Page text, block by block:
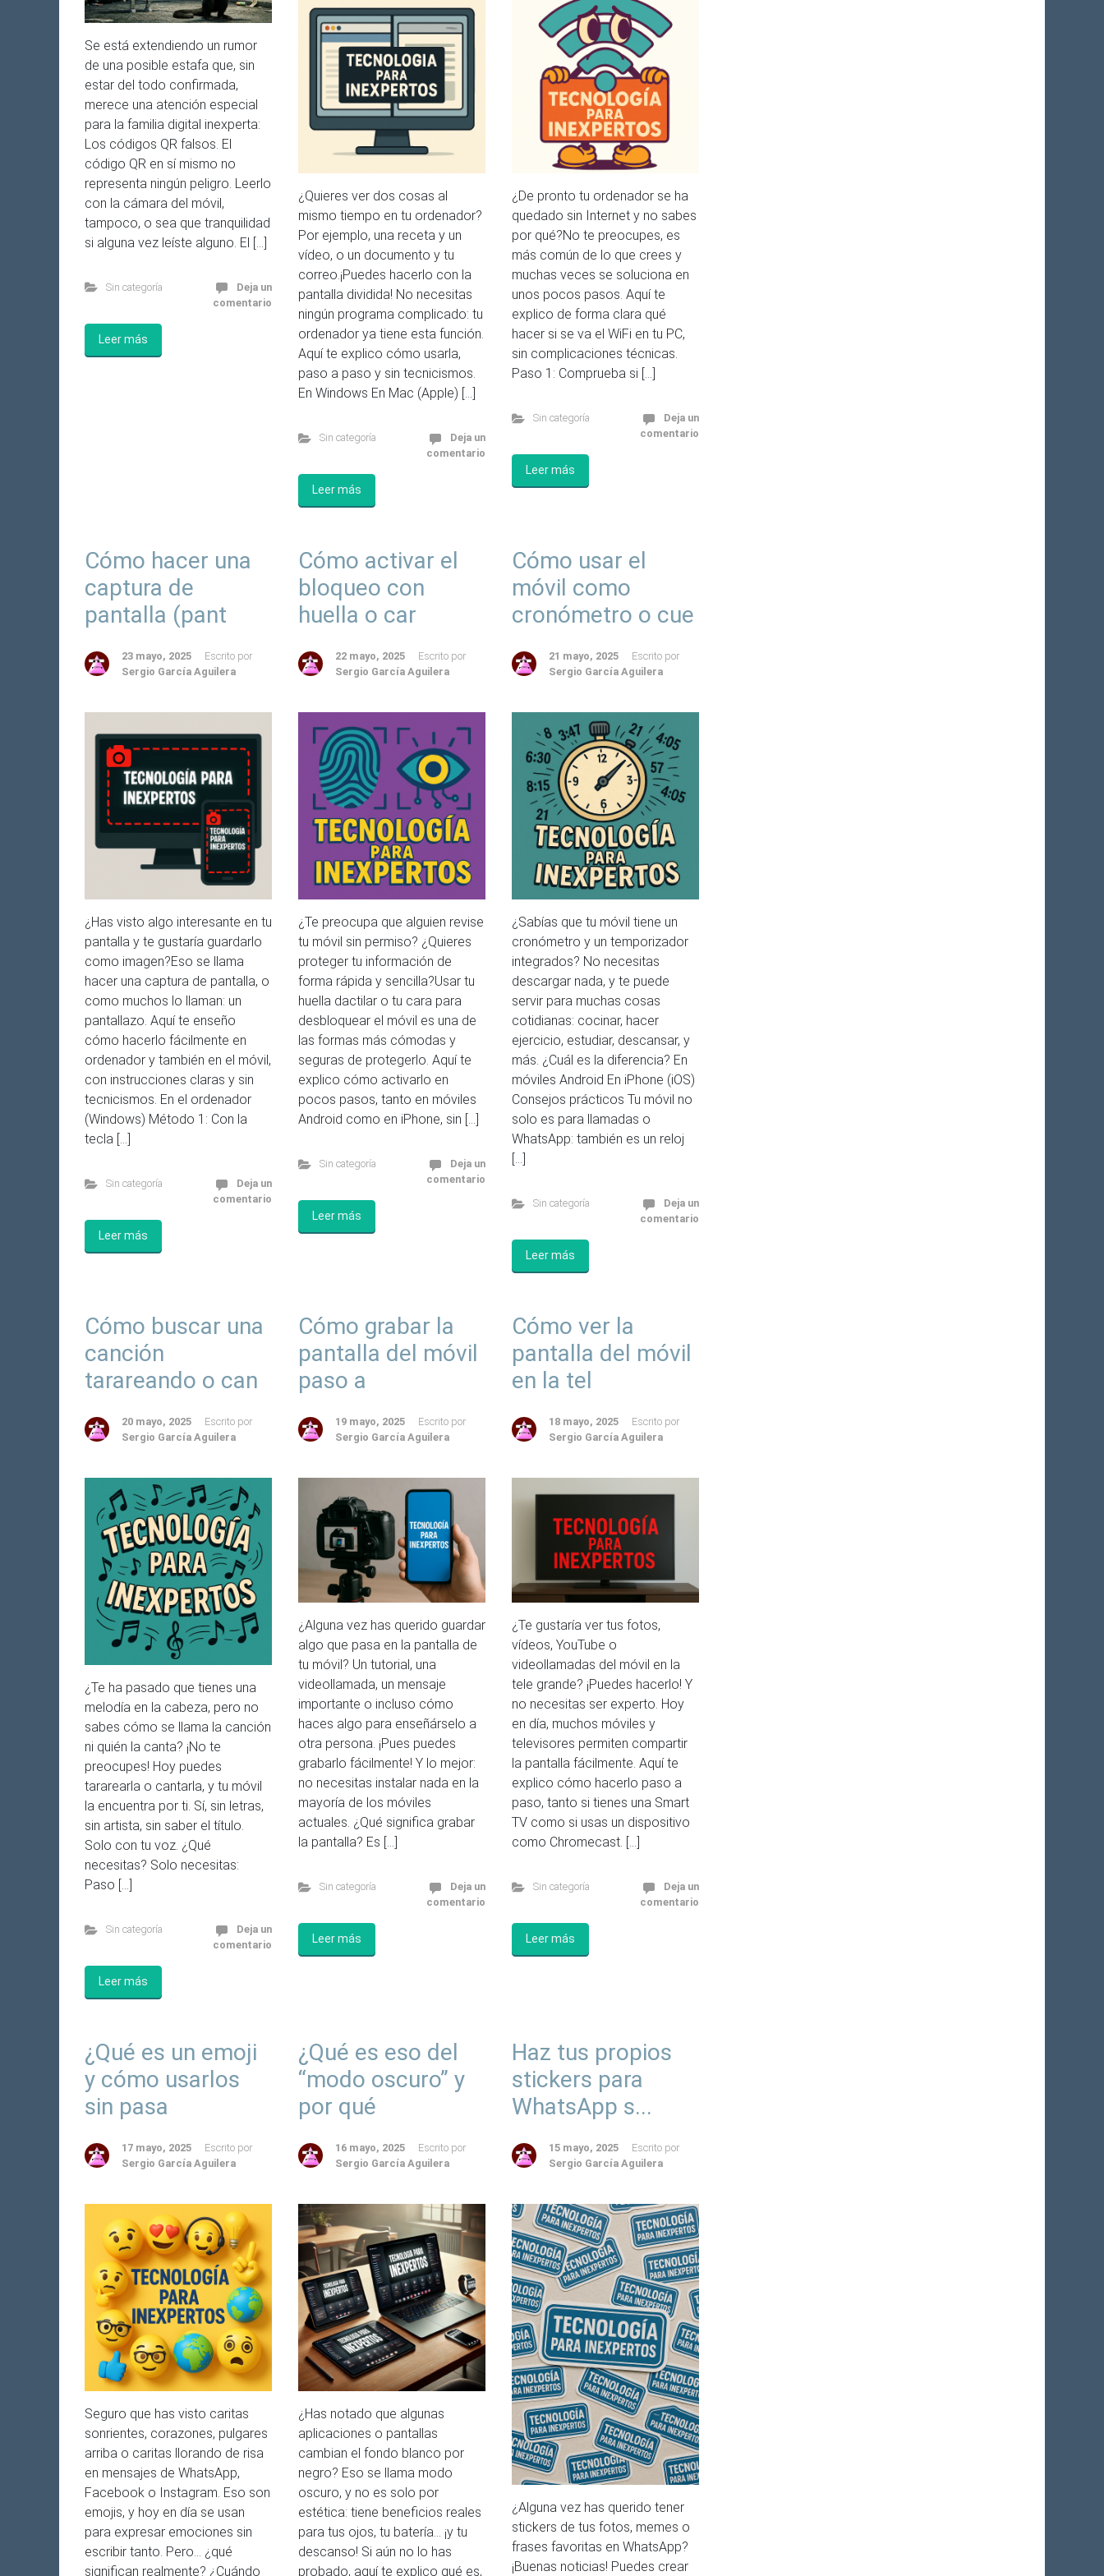
Se está extendiendo un rumor
de una posible estafa que, sin
estar del todo confirmada,
merece una atención especial
para la familia digital inexperta:
Los códigos QR falsos. El
código QR en sí mismo no
representa ningún peligro. Leerlo
con la cámara del móvil,
tampoco, o sea que tranquilidad
si alguna vez leíste alguno. El […]
Sin categoría
Deja un
comentario
Leer más
¿Quieres ver dos cosas al
mismo tiempo en tu ordenador?
Por ejemplo, una receta y un
vídeo, o un documento y tu
correo.¡Puedes hacerlo con la
pantalla dividida! No necesitas
ningún programa complicado: tu
ordenador ya tiene esta función.
Aquí te explico cómo usarla,
paso a paso y sin tecnicismos.
En Windows En Mac (Apple) […]
Sin categoría
Deja un
comentario
Leer más
¿De pronto tu ordenador se ha
quedado sin Internet y no sabes
por qué?No te preocupes, es
más común de lo que crees y
muchas veces se soluciona en
unos pocos pasos. Aquí te
explico de forma clara qué
hacer si se va el WiFi en tu PC,
sin complicaciones técnicas.
Paso 1: Comprueba si […]
Sin categoría
Deja un
comentario
Leer más
Cómo hacer una
captura de
pantalla (pant
23 mayo, 2025
Escrito por
Sergio García Aguilera
¿Has visto algo interesante en tu
pantalla y te gustaría guardarlo
como imagen?Eso se llama
hacer una captura de pantalla, o
como muchos lo llaman: un
pantallazo. Aquí te enseño
cómo hacerlo fácilmente en
ordenador y también en el móvil,
con instrucciones claras y sin
tecnicismos. En el ordenador
(Windows) Método 1: Con la
tecla […]
Sin categoría
Deja un
comentario
Leer más
Cómo activar el
bloqueo con
huella o car
22 mayo, 2025
Escrito por
Sergio García Aguilera
¿Te preocupa que alguien revise
tu móvil sin permiso? ¿Quieres
proteger tu información de
forma rápida y sencilla?Usar tu
huella dactilar o tu cara para
desbloquear el móvil es una de
las formas más cómodas y
seguras de protegerlo. Aquí te
explico cómo activarlo en
pocos pasos, tanto en móviles
Android como en iPhone, sin […]
Sin categoría
Deja un
comentario
Leer más
Cómo usar el
móvil como
cronómetro o cue
21 mayo, 2025
Escrito por
Sergio García Aguilera
¿Sabías que tu móvil tiene un
cronómetro y un temporizador
integrados? No necesitas
descargar nada, y te puede
servir para muchas cosas
cotidianas: cocinar, hacer
ejercicio, estudiar, descansar, y
más. ¿Cuál es la diferencia? En
móviles Android En iPhone (iOS)
Consejos prácticos Tu móvil no
solo es para llamadas o
WhatsApp: también es un reloj
[…]
Sin categoría
Deja un
comentario
Leer más
Cómo buscar una
canción
tarareando o can
20 mayo, 2025
Escrito por
Sergio García Aguilera
¿Te ha pasado que tienes una
melodía en la cabeza, pero no
sabes cómo se llama la canción
ni quién la canta? ¡No te
preocupes! Hoy puedes
tararearla o cantarla, y tu móvil
la encuentra por ti. Sí, sin letras,
sin artista, sin saber el título.
Solo con tu voz. ¿Qué
necesitas? Solo necesitas:
Paso […]
Sin categoría
Deja un
comentario
Leer más
Cómo grabar la
pantalla del móvil
paso a
19 mayo, 2025
Escrito por
Sergio García Aguilera
¿Alguna vez has querido guardar
algo que pasa en la pantalla de
tu móvil? Un tutorial, una
videollamada, un mensaje
importante o incluso cómo
haces algo para enseñárselo a
otra persona. ¡Pues puedes
grabarlo fácilmente! Y lo mejor:
no necesitas instalar nada en la
mayoría de los móviles
actuales. ¿Qué significa grabar
la pantalla? Es […]
Sin categoría
Deja un
comentario
Leer más
Cómo ver la
pantalla del móvil
en la tel
18 mayo, 2025
Escrito por
Sergio García Aguilera
¿Te gustaría ver tus fotos,
vídeos, YouTube o
videollamadas del móvil en la
tele grande? ¡Puedes hacerlo! Y
no necesitas ser experto. Hoy
en día, muchos móviles y
televisores permiten compartir
la pantalla fácilmente. Aquí te
explico cómo hacerlo paso a
paso, tanto si tienes una Smart
TV como si usas un dispositivo
como Chromecast. […]
Sin categoría
Deja un
comentario
Leer más
¿Qué es un emoji
y cómo usarlos
sin pasa
17 mayo, 2025
Escrito por
Sergio García Aguilera
Seguro que has visto caritas
sonrientes, corazones, pulgares
arriba o caritas llorando de risa
en mensajes de WhatsApp,
Facebook o Instagram. Eso son
emojis, y hoy en día se usan
para expresar emociones sin
escribir tanto. Pero… ¿qué
significan realmente? ¿Cuándo
¿Qué es eso del
“modo oscuro” y
por qué
16 mayo, 2025
Escrito por
Sergio García Aguilera
¿Has notado que algunas
aplicaciones o pantallas
cambian el fondo blanco por
negro? Eso se llama modo
oscuro, y no es solo por
estética: tiene beneficios reales
para tus ojos, tu batería… ¡y tu
descanso! Si aún no lo has
probado, aquí te explico qué es,
Haz tus propios
stickers para
WhatsApp s...
15 mayo, 2025
Escrito por
Sergio García Aguilera
¿Alguna vez has querido tener
stickers de tus fotos, memes o
frases favoritas en WhatsApp?
¡Buenas noticias! Puedes crear